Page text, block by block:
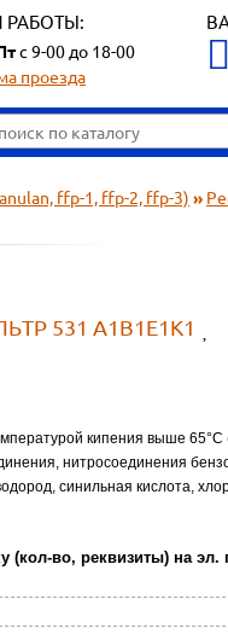
РАБОТЫ:
с 9-00 до 18-00
проезда
ffp-1, ffp-2, ffp-3) »
531 A1В1Е1К1
кипения выше 65°С
нитросоединения
синильная кислота,
(кол-во, реквизиты) на эл.